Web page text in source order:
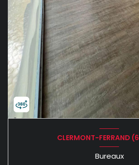
CLERMONT-FERRAND
Bureaux